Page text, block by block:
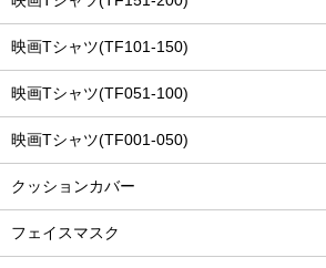
映画Tシャツ(TF101-150)
映画Tシャツ(TF051-100)
映画Tシャツ(TF001-050)
クッションカバー
フェイスマスク